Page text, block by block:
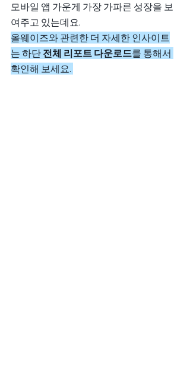
모바일 앱 가운게 가장 가파른 성장을 보
여주고 있는데요.
올웨이즈와 관련한 더 자세한 인사이트
는 하단 전체 리포트 다운로드를 통해서
확인해 보세요.